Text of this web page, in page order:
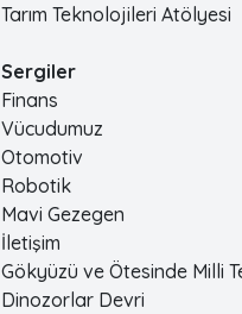
Tarım Teknolojileri Atölyesi
Sergiler
Finans
Vücudumuz
Otomotiv
Robotik
Mavi Gezegen
İletişim
Gökyüzü ve Ötesinde Milli
Dinozorlar Devri